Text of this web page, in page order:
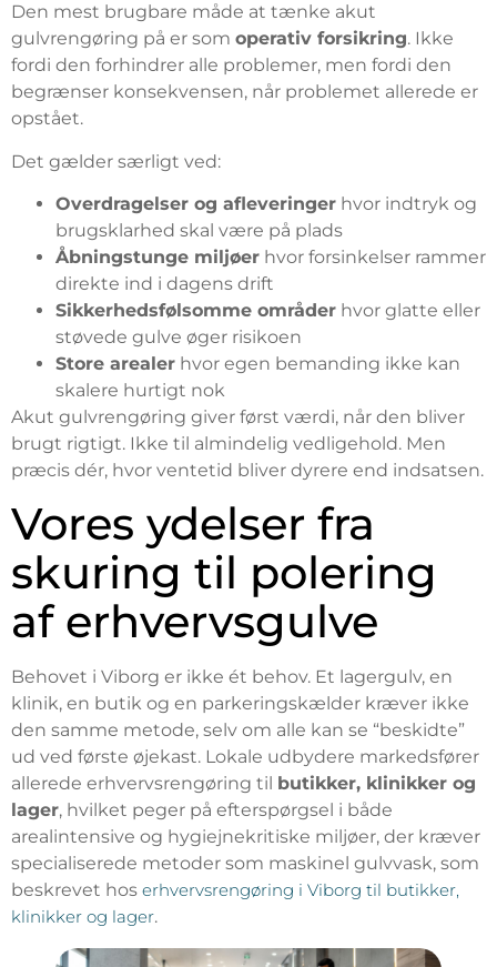
Den mest brugbare måde at tænke akut
gulvrengøring på er som operativ forsikring. Ikke
fordi den forhindrer alle problemer, men fordi den
begrænser konsekvensen, når problemet allerede er
opstået.
Det gælder særligt ved:
Overdragelser og afleveringer hvor indtryk og
brugsklarhed skal være på plads
Åbningstunge miljøer hvor forsinkelser rammer
direkte ind i dagens drift
Sikkerhedsfølsomme områder hvor glatte eller
støvede gulve øger risikoen
Store arealer hvor egen bemanding ikke kan
skalere hurtigt nok
Akut gulvrengøring giver først værdi, når den bliver
brugt rigtigt. Ikke til almindelig vedligehold. Men
præcis dér, hvor ventetid bliver dyrere end indsatsen.
Vores ydelser fra
skuring til polering
af erhvervsgulve
Behovet i Viborg er ikke ét behov. Et lagergulv, en
klinik, en butik og en parkeringskælder kræver ikke
den samme metode, selv om alle kan se “beskidte”
ud ved første øjekast. Lokale udbydere markedsfører
allerede erhvervsrengøring til
butikker, klinikker og
lager, hvilket peger på efterspørgsel i både
arealintensive og hygiejnekritiske miljøer, der kræver
specialiserede metoder som maskinel gulvvask, som
beskrevet hos erhvervsrengøring i Viborg til butikker,
klinikker og lager.